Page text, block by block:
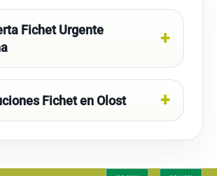
Fichet Urgente
Fichet en Olost